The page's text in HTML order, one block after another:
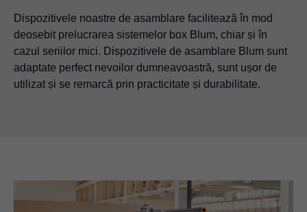
Dispozitivele noastre de asamblare facilitează în mod
deosebit prelucrarea sistemelor box Blum, chiar și în
cazul seriilor mici. Dispozitivele de asamblare Blum sunt
adaptate perfect nevoilor dumneavoastră, sunt ușor de
utilizat și se remarcă prin practicitate și durabilitate.